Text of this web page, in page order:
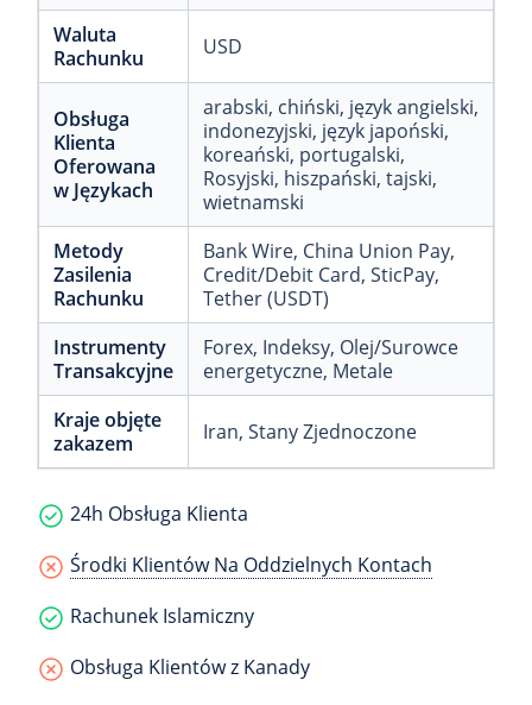
Waluta
Rachunku
USD
Obsługa
Klienta
Oferowana
w Językach
arabski, chiński, język angielski,
indonezyjski, język japoński,
koreański, portugalski,
Rosyjski, hiszpański, tajski,
wietnamski
Metody
Zasilenia
Rachunku
Bank Wire, China Union Pay,
Credit/Debit Card, SticPay,
Tether (USDT)
Instrumenty
Transakcyjne
Forex, Indeksy, Olej/Surowce
energetyczne, Metale
Kraje objęte
zakazem
Iran, Stany Zjednoczone
24h Obsługa Klienta
Środki Klientów Na Oddzielnych Kontach
Rachunek Islamiczny
Obsługa Klientów z Kanady